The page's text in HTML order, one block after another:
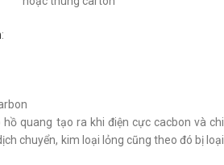
:
quang tạo ra khi điện cực cacbon và chi
chuyển, kim loại lỏng cũng theo đó bị loại